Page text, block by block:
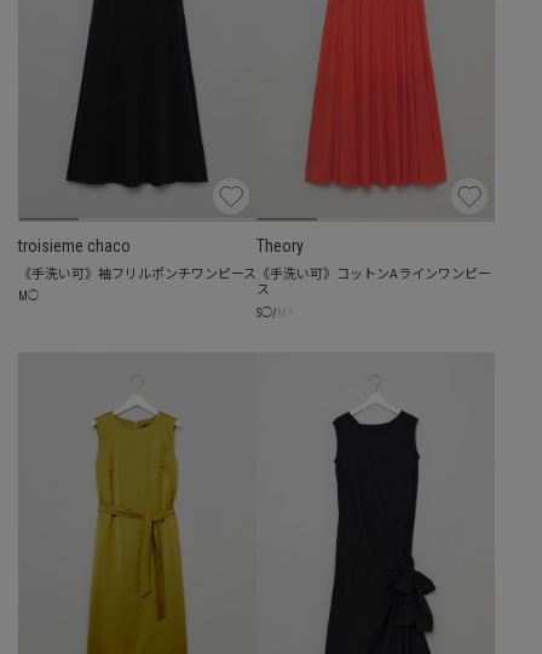
troisieme chaco
《手洗い可》袖フリルポンチワンピース
M ◯
Theory
《手洗い可》コットンAラインワンピー
ス
S◯/